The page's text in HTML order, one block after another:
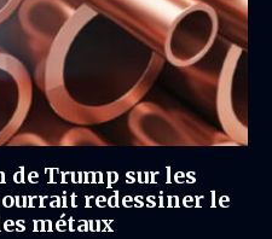
de Trump sur les
redessiner le
métaux